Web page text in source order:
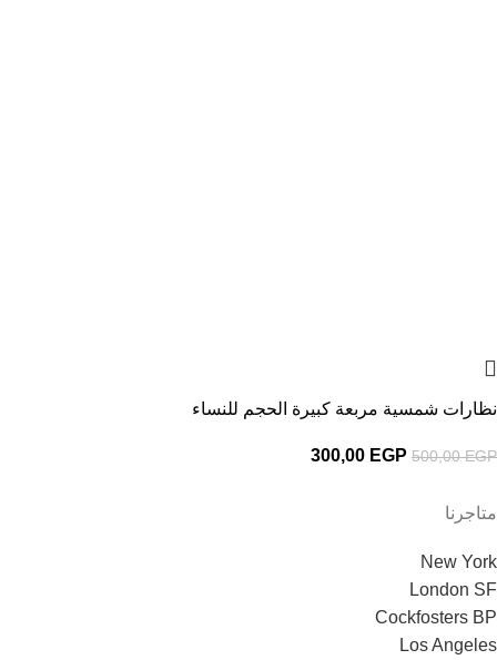
نظارات شمسية مربعة كبيرة الحجم للنساء
500,00EGP
300,00 EGP
متاجرنا
New York
London SF
Cockfosters BP
Los Angeles